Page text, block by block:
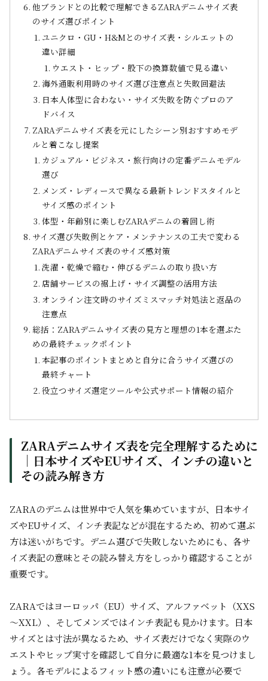
他ブランドとの比較で理解できるZARAデニムサイズ表
のサイズ選びポイント
ユニクロ・GU・H&Mとのサイズ表・シルエットの
違い詳細
ウエスト・ヒップ・股下の換算数値で見る違い
海外通販利用時のサイズ選び注意点と失敗回避法
日本人体型に合わない・サイズ失敗を防ぐプロのア
ドバイス
ZARAデニムサイズ表を元にしたシーン別おすすめモデ
ルと着こなし提案
カジュアル・ビジネス・旅行向けの定番デニムモデル
選び
メンズ・レディースで異なる最新トレンドスタイルと
サイズ感のポイント
体型・年齢別に楽しむZARAデニムの着回し術
サイズ選び失敗例とケア・メンテナンスの工夫で変わる
ZARAデニムサイズ表のサイズ感対策
洗濯・乾燥で縮む・伸びるデニムの取り扱い方
店舗サービスの裾上げ・サイズ調整の活用方法
オンライン注文時のサイズミスマッチ対処法と返品の
注意点
総括：ZARAデニムサイズ表の見方と理想の1本を選ぶた
めの最終チェックポイント
本記事のポイントまとめと自分に合うサイズ選びの
最終チャート
役立つサイズ選定ツールや公式サポート情報の紹介
ZARAデニムサイズ表を完全理解するために
｜日本サイズやEUサイズ、インチの違いと
その読み解き方
ZARAのデニムは世界中で人気を集めていますが、日本サイ
ズやEUサイズ、インチ表記などが混在するため、初めて選ぶ
方は迷いがちです。デニム選びで失敗しないためにも、各サ
イズ表記の意味とその読み替え方をしっかり確認することが
重要です。
ZARAではヨーロッパ（EU）サイズ、アルファベット（XXS
～XXL）、そしてメンズではインチ表記も見かけます。日本
サイズとは寸法が異なるため、サイズ表だけでなく実際のウ
エストやヒップ実寸を確認して自分に最適な1本を見つけまし
ょう。各モデルによるフィット感の違いにも注意が必要で